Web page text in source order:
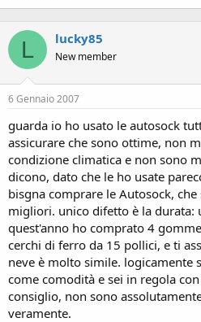
L lucky85
New member
6 Gennaio 2007
guarda io ho usato le autosock
assicurare che sono ottime, non
condizione climatica e non sono
dicono, dato che le ho usate
bisgna comprare le Autosock,
migliori. unico difetto è la durata:
quest'anno ho comprato 4
cerchi di ferro da 15 pollici, e ti
neve è molto simile. logicamente
come comodità e sei in regola
consiglio, non sono
veramente.